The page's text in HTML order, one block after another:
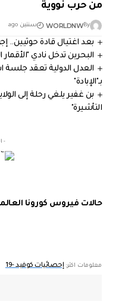
من حرب نووية
By
WORLDNW سنتين ago
بعد اغتيال قادة حوثيين..
البحرين تدخل نادي
العدل الدولية تعقد
بـ"الإبادة"
بن غفير يلغي رحلة إلى
التأشيرة"
-
حالات فيروس كورونا
معلومات اكثر:إحصائيات كوفيد -19